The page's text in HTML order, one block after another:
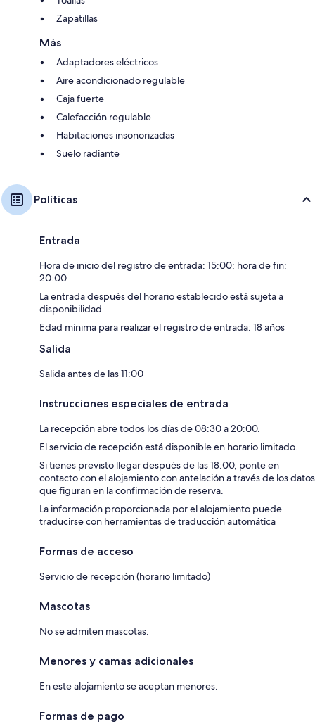
Zapatillas
Más
Adaptadores eléctricos
Aire acondicionado regulable
Caja fuerte
Calefacción regulable
Habitaciones insonorizadas
Suelo radiante
Políticas
Entrada
Hora de inicio del registro de entrada: 15:00; hora de fin:
20:00
La entrada después del horario establecido está sujeta a
disponibilidad
Edad mínima para realizar el registro de entrada: 18 años
Salida
Salida antes de las 11:00
Instrucciones especiales de entrada
La recepción abre todos los días de 08:30 a 20:00.
El servicio de recepción está disponible en horario limitado.
Si tienes previsto llegar después de las 18:00, ponte en
contacto con el alojamiento con antelación a través de los datos
que figuran en la confirmación de reserva.
La información proporcionada por el alojamiento puede
traducirse con herramientas de traducción automática
Formas de acceso
Servicio de recepción (horario limitado)
Mascotas
No se admiten mascotas.
Menores y camas adicionales
En este alojamiento se aceptan menores.
Formas de pago